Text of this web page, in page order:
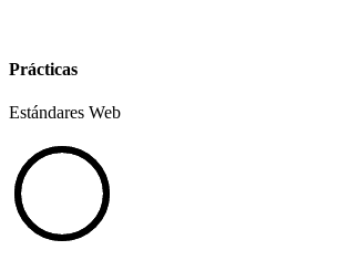
Prácticas
Estándares Web